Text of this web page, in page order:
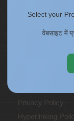
Terms and
Privacy Policy
Hyperlinking
Select your
वेबसाइट में